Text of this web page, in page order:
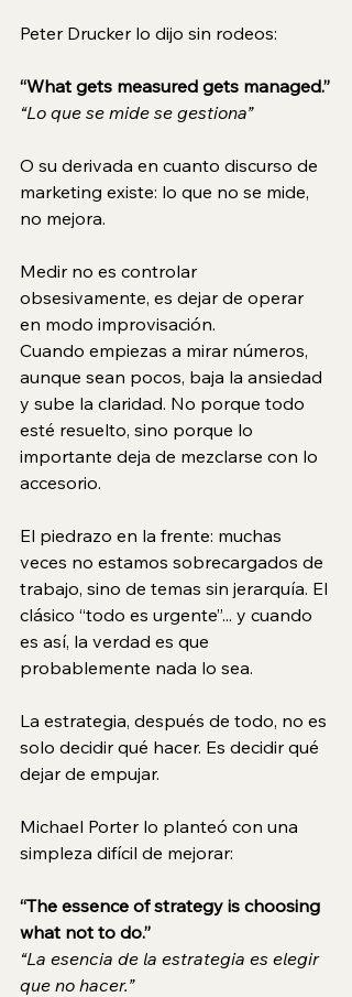
Peter Drucker lo dijo sin rodeos:
“What gets measured gets managed.”
“Lo que se mide se gestiona”
O su derivada en cuanto discurso de
marketing existe: lo que no se mide,
no mejora.
Medir no es controlar
obsesivamente, es dejar de operar
en modo improvisación.
Cuando empiezas a mirar números,
aunque sean pocos, baja la ansiedad
y sube la claridad. No porque todo
esté resuelto, sino porque lo
importante deja de mezclarse con lo
accesorio.
El piedrazo en la frente: muchas
veces no estamos sobrecargados de
trabajo, sino de temas sin jerarquía. El
clásico “todo es urgente”... y cuando
es así, la verdad es que
probablemente nada lo sea.
La estrategia, después de todo, no es
solo decidir qué hacer. Es decidir qué
dejar de empujar.
Michael Porter lo planteó con una
simpleza difícil de mejorar:
“The essence of strategy is choosing
what not to do.”
“La esencia de la estrategia es elegir
que no hacer.”